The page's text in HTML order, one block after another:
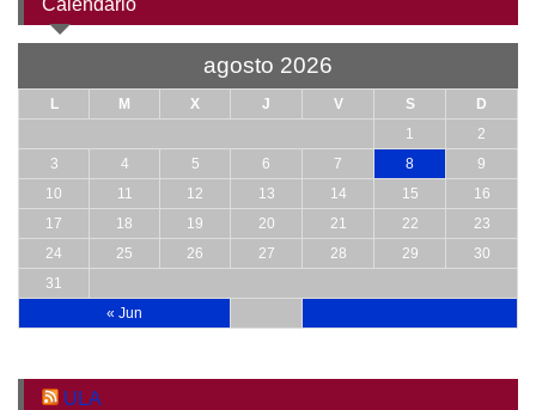
Calendario
agosto 2026
L M X J V S D
« Jun
1
2
3
4 5 6 7 8
9
10
11 12 13 14 15
16
17
18 19 20 21 22
23
24
25 26 27 28 29
30
31
ULA